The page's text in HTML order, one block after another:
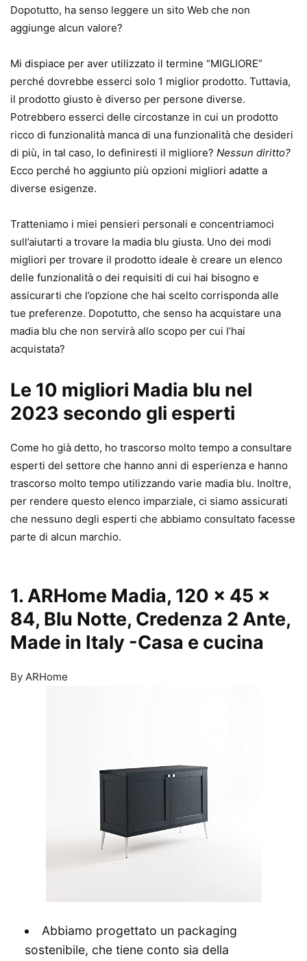
Dopotutto, ha senso leggere un sito Web che non
aggiunge alcun valore?
Mi dispiace per aver utilizzato il termine “MIGLIORE”
perché dovrebbe esserci solo 1 miglior prodotto. Tuttavia,
il prodotto giusto è diverso per persone diverse.
Potrebbero esserci delle circostanze in cui un prodotto
ricco di funzionalità manca di una funzionalità che desideri
di più, in tal caso, lo definiresti il ​​migliore? Nessun diritto?
Ecco perché ho aggiunto più opzioni migliori adatte a
diverse esigenze.
Tratteniamo i miei pensieri personali e concentriamoci
sull’aiutarti a trovare la madia blu giusta. Uno dei modi
migliori per trovare il prodotto ideale è creare un elenco
delle funzionalità o dei requisiti di cui hai bisogno e
assicurarti che l’opzione che hai scelto corrisponda alle
tue preferenze. Dopotutto, che senso ha acquistare una
madia blu che non servirà allo scopo per cui l’hai
acquistata?
Le 10 migliori Madia blu nel
2023 secondo gli esperti
Come ho già detto, ho trascorso molto tempo a consultare
esperti del settore che hanno anni di esperienza e hanno
trascorso molto tempo utilizzando varie madia blu. Inoltre,
per rendere questo elenco imparziale, ci siamo assicurati
che nessuno degli esperti che abbiamo consultato facesse
parte di alcun marchio.
1. ARHome Madia, 120 x 45 x
84, Blu Notte, Credenza 2 Ante,
Made in Italy -Casa e cucina
By ARHome
Abbiamo progettato un packaging
sostenibile, che tiene conto sia della